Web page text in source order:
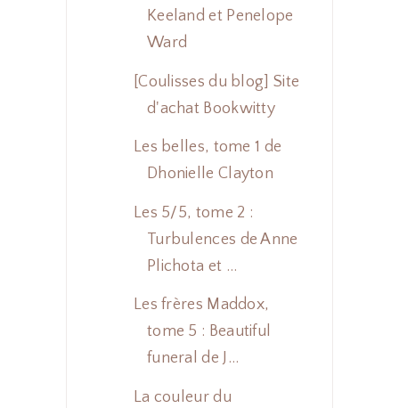
Keeland et Penelope
Ward
[Coulisses du blog] Site
d'achat Bookwitty
Les belles, tome 1 de
Dhonielle Clayton
Les 5/5, tome 2 :
Turbulences de Anne
Plichota et ...
Les frères Maddox,
tome 5 : Beautiful
funeral de J...
La couleur du